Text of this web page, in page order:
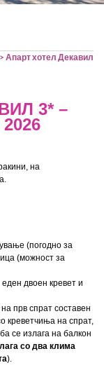
> Апарт хотел Декавил
3* –
на
(погодно за
(можност за
двоен кревет и
прв спрат составен
креветчиња на спрат,
се излага на балкон
со два клима
).